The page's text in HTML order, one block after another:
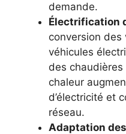
demande.
Électrification
conversion des
véhicules
des
chaleur
d’électricité et
réseau.
Adaptation